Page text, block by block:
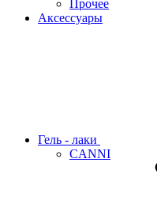
Прочее
Аксессуары
Гель - лаки
CANNI